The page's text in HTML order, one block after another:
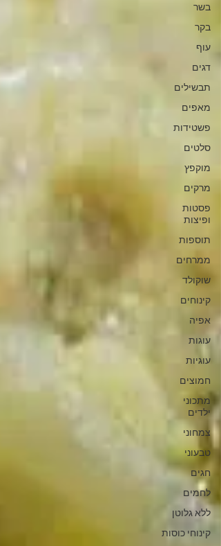
בשר
בקר
עוף
דגים
תבשילים
מאפים
פשטידות
סלטים
מוקפץ
מרקים
פסטות
ופיצות
תוספות
ממרחים
שוקולד
קינוחים
אפיה
עוגות
עוגיות
חמוצים
מתכוני
ילדים
צמחוני
טבעוני
חגים
לחמים
ללא גלוטן
קינוחי כוסות